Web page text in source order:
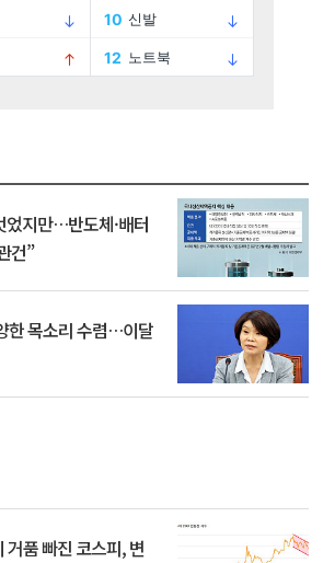
었지만…반도체·배터
건”
한 목소리 수렴…이달
품 빠진 코스피, 변